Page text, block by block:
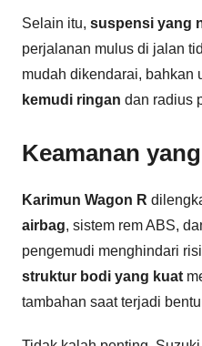
Selain itu, suspensi yang
perjalanan mulus di jalan
mudah dikendarai, bahkan
kemudi ringan dan radius
Keamanan
Karimun Wagon R
airbag, sistem rem ABS,
pengemudi menghindari
struktur bodi yang kuat
tambahan saat terjadi